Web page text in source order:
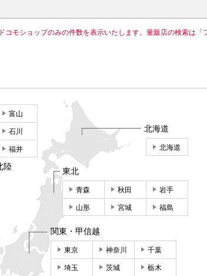
コモショップのみの件数を表示いたします。量販店の検索は「
北海道
北海道
東北
青森 秋田 岩手
山形 宮城 福島
関東・甲信越
東京 神奈川 千葉
埼玉 茨城 栃木
富山
石川
福井
陸